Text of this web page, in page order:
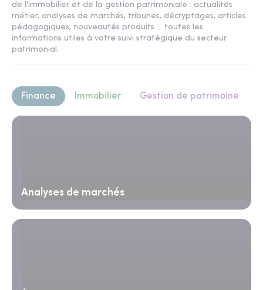
de l'immobilier et de la gestion patrimoniale : actualités
métier, analyses de marchés, tribunes, décryptages, articles
pédagogiques, nouveautés produits ... toutes les
informations utiles à votre suivi stratégique du secteur
patrimonial.
Finance Immobilier Gestion de patrimoine
Analyses de marchés